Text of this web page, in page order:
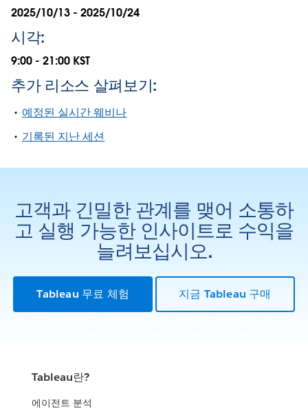
2025/10/13 - 2025/10/24
시각:
9:00 - 21:00 KST
추가 리소스 살펴보기:
예정된 실시간 웨비나
기록된 지난 세션
고객과 긴밀한 관계를 맺어 소통하
고 실행 가능한 인사이트로 수익을
늘려보십시오.
Tableau 무료 체험 지금 Tableau 구매
Tableau란?
에이전트 분석